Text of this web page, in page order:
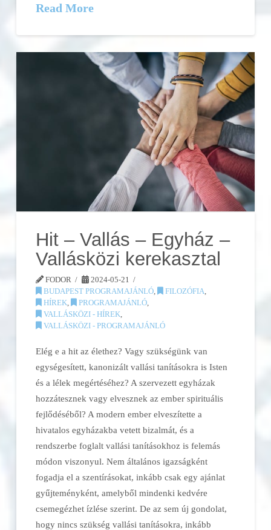
Read More
Hit – Vallás – Egyház –
Vallásközi kerekasztal
FODOR
2024-05-21
BUDAPEST PROGRAMAJÁNLÓ, FILOZÓFIA,
HÍREK, PROGRAMAJÁNLÓ,
VALLÁSKÖZI - HÍREK,
VALLÁSKÖZI - PROGRAMAJÁNLÓ
Elég e a hit az élethez? Vagy szükségünk van
egységesített, kanonizált vallási tanításokra is Isten
és a lélek megértéséhez? A szervezett egyházak
hozzátesznek vagy elvesznek az ember spirituális
fejlődéséből? A modern ember elveszítette a
hivatalos egyházakba vetett bizalmát, és a
rendszerbe foglalt vallási tanításokhoz is felemás
módon viszonyul. Nem általános igazságként
fogadja el a szentírásokat, inkább csak egy ajánlat
gyűjteményként, amelyből mindenki kedvére
csemegézhet ízlése szerint. De az sem új gondolat,
hogy nincs szükség vallási tanításokra, inkább